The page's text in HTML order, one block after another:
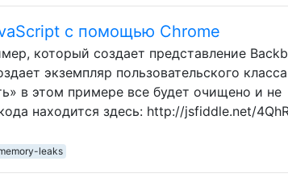
с помощью Chrome
который создает представление
экземпляр пользовательского
в этом примере все будет очищено и не
находится здесь: http://jsfiddle.net/
leaks